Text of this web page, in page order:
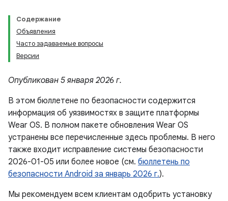
Содержание
Объявления
Часто задаваемые вопросы
Версии
Опубликован 5 января 2026 г.
В этом бюллетене по безопасности содержится
информация об уязвимостях в защите платформы
Wear OS. В полном пакете обновления Wear OS
устранены все перечисленные здесь проблемы. В него
также входит исправление системы безопасности
2026-01-05 или более новое (см. бюллетень по
безопасности Android за январь 2026 г.).
Мы рекомендуем всем клиентам одобрить установку